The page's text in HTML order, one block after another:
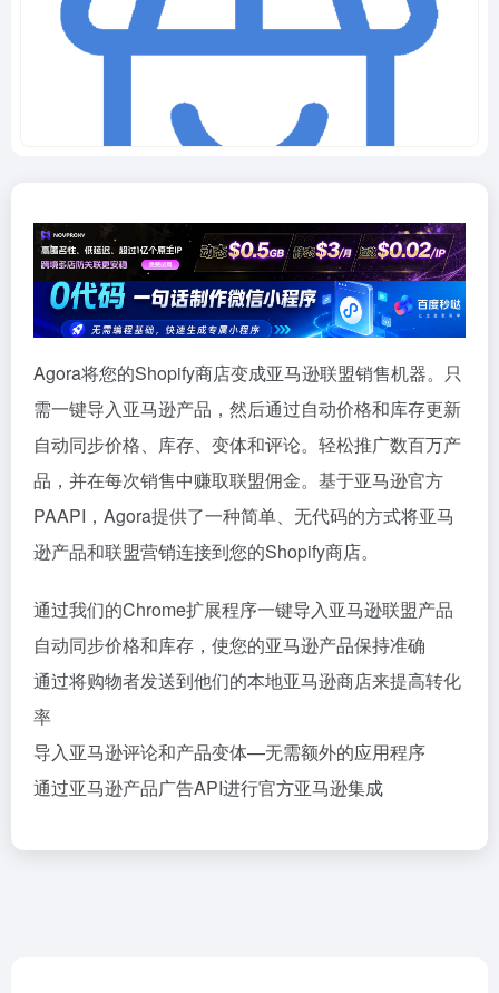
Agora将您的Shopify商店变成亚马逊联盟销售机器。只
需一键导入亚马逊产品，然后通过自动价格和库存更新
自动同步价格、库存、变体和评论。轻松推广数百万产
品，并在每次销售中赚取联盟佣金。基于亚马逊官方
PAAPI，Agora提供了一种简单、无代码的方式将亚马
逊产品和联盟营销连接到您的Shopify商店。
通过我们的Chrome扩展程序一键导入亚马逊联盟产品
自动同步价格和库存，使您的亚马逊产品保持准确
通过将购物者发送到他们的本地亚马逊商店来提高转化
率
导入亚马逊评论和产品变体—无需额外的应用程序
通过亚马逊产品广告API进行官方亚马逊集成